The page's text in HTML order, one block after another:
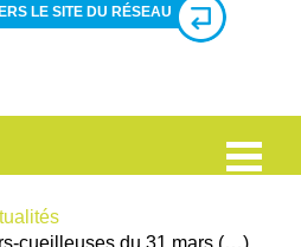
LE SITE DU RÉSEAU
cueilleuses du 31 mars (…)